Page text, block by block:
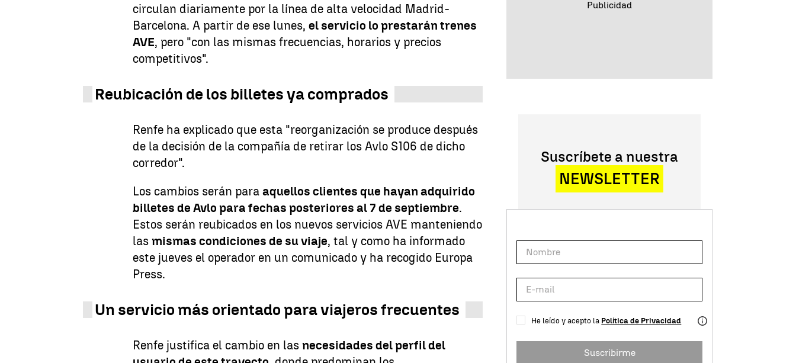
circulan diariamente por la línea de alta velocidad Madrid-
Barcelona. A partir de ese lunes,el servicio lo prestarán trenes
AVE, pero "con las mismas frecuencias, horarios y precios
competitivos".
Reubicación de los billetes ya comprados
Renfe ha explicado que esta "reorganización se produce después
de la decisión de la compañía de retirar los Avlo S106 de dicho
corredor".
Los cambios serán paraaquellos clientes que hayan adquirido
billetes de Avlo para fechas posteriores al 7 de septiembre.
Estos serán reubicados en los nuevos servicios AVE manteniendo
lasmismas condiciones de su viaje, tal y como ha informado
este jueves el operador en un comunicado y ha recogido Europa
Press.
Un servicio más orientado para viajeros frecuentes
Renfe justifica el cambio en lasnecesidades del perfil del
Suscríbete a nuestra
NEWSLETTER
He leído y acepto la Política de Privacidad
Suscribirme